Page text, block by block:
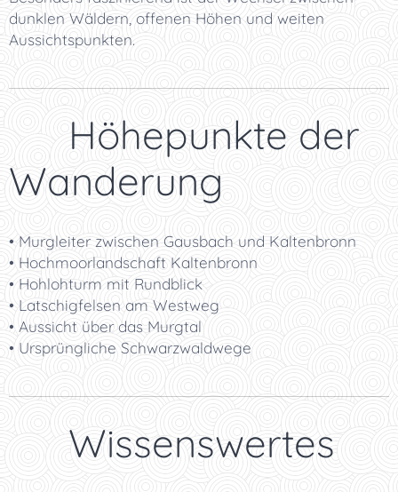
dunklen Wäldern, offenen Höhen und weiten
Aussichtspunkten.
📸 Höhepunkte der
Wanderung
• Murgleiter zwischen Gausbach und Kaltenbronn
• Hochmoorlandschaft Kaltenbronn
• Hohlohturm mit Rundblick
• Latschigfelsen am Westweg
• Aussicht über das Murgtal
• Ursprüngliche Schwarzwaldwege
💡 Wissenswertes